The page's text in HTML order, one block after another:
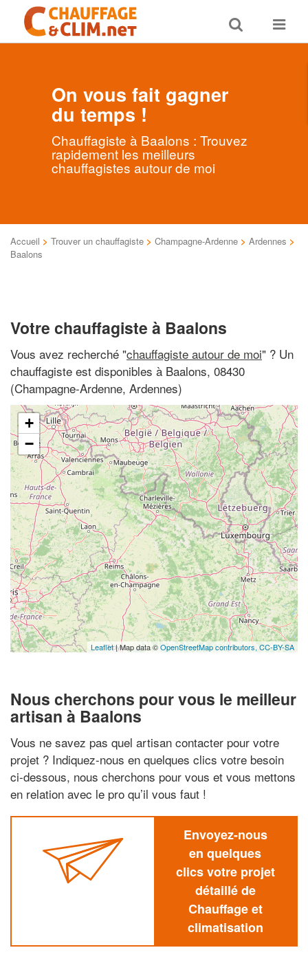
Toggle
search
Toggle
On vous fait gagner
du temps !
Chauffagiste à Baalons : Trouvez
rapidement les meilleurs
chauffagistes autour de moi
Accueil > Trouver un chauffagiste > Champagne-Ardenne > Ardennes >
Baalons
Votre chauffagiste à Baalons
Vous avez recherché "chauffagiste autour de moi" ? Un
chauffagiste est disponibles à Baalons, 08430
(Champagne-Ardenne, Ardennes)
+
−
Leaflet| Map data ©OpenStreetMap contributors,CC-BY-SA
Nous cherchons pour vous le meilleur
artisan à Baalons
Vous ne savez pas quel artisan contacter pour votre
projet ? Indiquez-nous en quelques clics votre besoin
ci-dessous, nous cherchons pour vous et vous mettons
en relation avec le pro qu’il vous faut !
Envoyez-nous
en quelques
clics votre projet
détaillé de
Chauffage et
climatisation